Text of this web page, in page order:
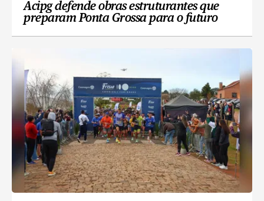
Acipg defende obras estruturantes que
preparam Ponta Grossa para o futuro